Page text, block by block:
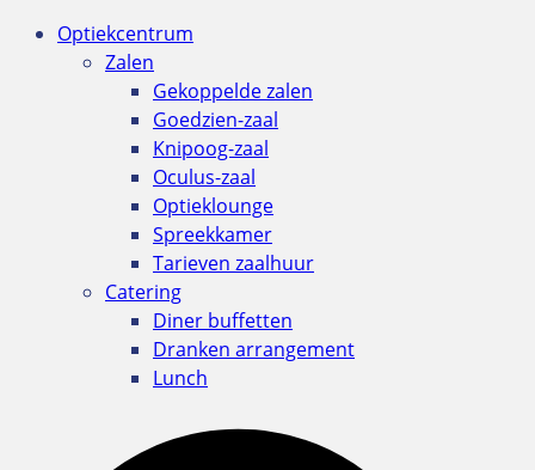
Optiekcentrum
Zalen
Gekoppelde zalen
Goedzien-zaal
Knipoog-zaal
Oculus-zaal
Optieklounge
Spreekkamer
Tarieven zaalhuur
Catering
Diner buffetten
Dranken arrangement
Lunch